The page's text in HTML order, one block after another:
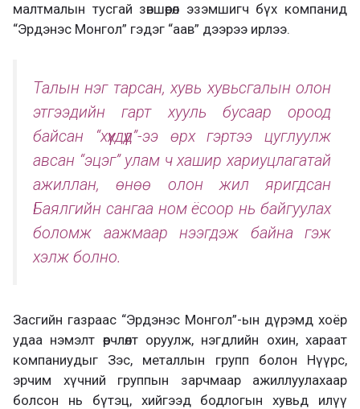
малтмалын тусгай зөвшөөрөл эзэмшигч бүх компанид
“Эрдэнэс Монгол” гэдэг “аав” дээрээ ирлээ.
Талын нэг тарсан, хувь хувьсгалын олон
этгээдийн гарт хууль бусаар ороод
байсан “хүүхдүүд”-ээ өрх гэртээ цуглуулж
авсан “эцэг” улам ч хашир хариуцлагатай
ажиллан, өнөө олон жил яригдсан
Баялгийн сангаа ном ёсоор нь байгуулах
боломж аажмаар нээгдэж байна гэж
хэлж болно.
Засгийн газраас “Эрдэнэс Монгол”-ын дүрэмд хоёр
удаа нэмэлт өөрчлөлт оруулж, нэгдлийн охин, хараат
компаниудыг Зэс, металлын групп болон Нүүрс,
эрчим хүчний группын зарчмаар ажиллуулахаар
болсон нь бүтэц, хийгээд бодлогын хувьд илүү